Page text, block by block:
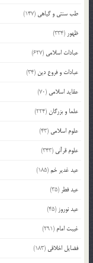
طب سنتی و گیاهی (147)
ظهور (334)
عبادات اسلامی (627)
عبادات و فروع دین (34)
عقاید اسلامی (70)
علما و بزرگان (224)
علوم اسلامی (43)
علوم قرآنی (343)
عید غدیر خم(185)
عید فطر (35)
عید نوروز (45)
غیبت امام (291)
فضایل اخلاقی (183)